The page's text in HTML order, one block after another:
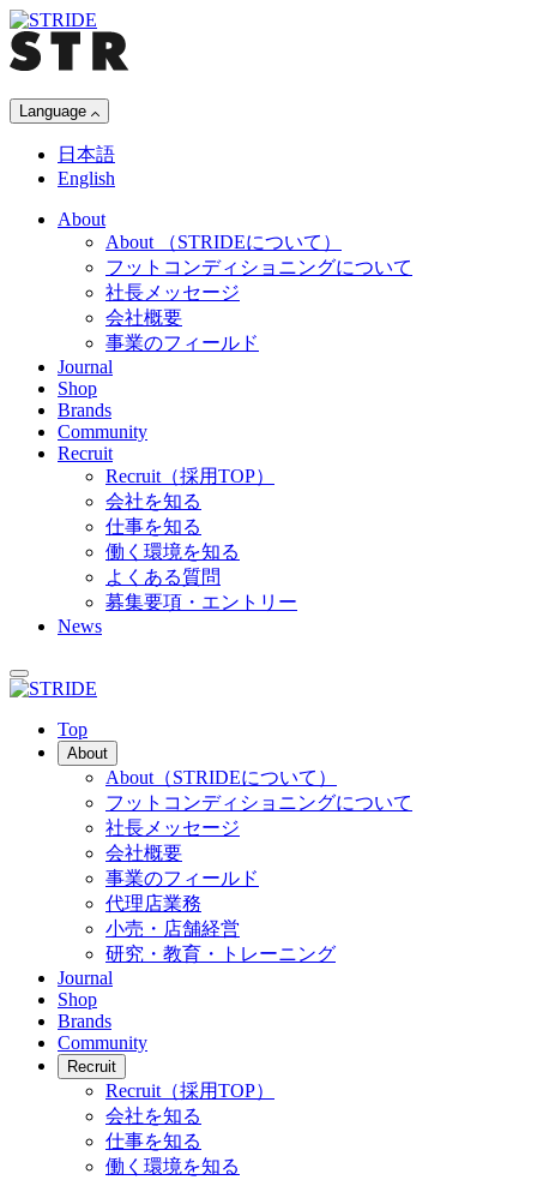
Language
日本語
English
About
About
（STRIDEについて）
フットコンディショニングについて
社長メッセージ
会社概要
事業のフィールド
Journal
Shop
Brands
Community
Recruit
Recruit （採用TOP）
会社を知る
仕事を知る
働く環境を知る
よくある質問
募集要項・エントリー
News
Top
About
About （STRIDEについて）
フットコンディショニングについて
社長メッセージ
会社概要
事業のフィールド
代理店業務
小売・店舗経営
研究・教育・トレーニング
Journal
Shop
Brands
Community
Recruit
Recruit （採用TOP）
会社を知る
仕事を知る
働く環境を知る